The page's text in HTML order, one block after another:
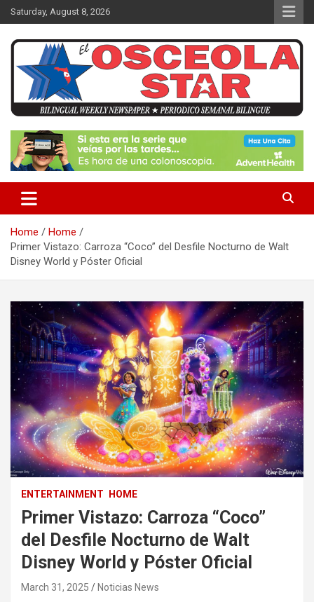
k
t
Saturday, August 8, 2026
El Osceola Star
Home
Home
Primer Vistazo: Carroza “Coco” del Desfile Nocturno de Walt
Disney World y Póster Oficial
ENTERTAINMENT HOME
Primer Vistazo: Carroza “Coco”
del Desfile Nocturno de Walt
Disney World y Póster Oficial
March 31, 2025 Noticias News